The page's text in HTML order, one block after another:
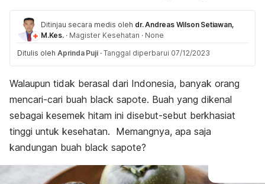
Ditinjau secara medis oleh dr. Andreas Wilson Setiawan,
M.Kes. · Magister Kesehatan · None
Ditulis oleh Aprinda Puji · Tanggal diperbarui 07/12/2023
Walaupun tidak berasal dari Indonesia, banyak orang
mencari-cari buah black sapote. Buah yang dikenal
sebagai kesemek hitam ini disebut-sebut berkhasiat
tinggi untuk kesehatan. Memangnya, apa saja
kandungan buah black sapote?